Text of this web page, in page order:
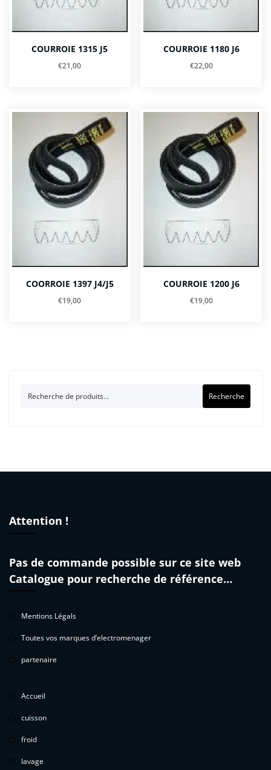
COURROIE 1315 J5
€21,00
COURROIE 1180 J6
€22,00
COORROIE 1397 J4/J5
€19,00
COURROIE 1200 J6
€19,00
Recherche
Attention !
Pas de commande possible sur ce site web
Catalogue pour recherche de référence…
Mentions Légals
Toutes vos marques d’electromenager
partenaire
Accueil
cuisson
froid
lavage